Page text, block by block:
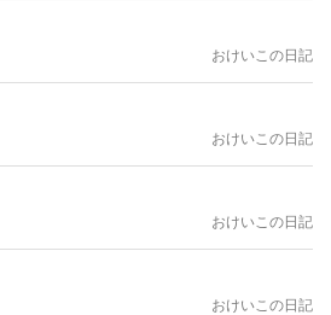
おけいこの日記
おけいこの日記
おけいこの日記
おけいこの日記